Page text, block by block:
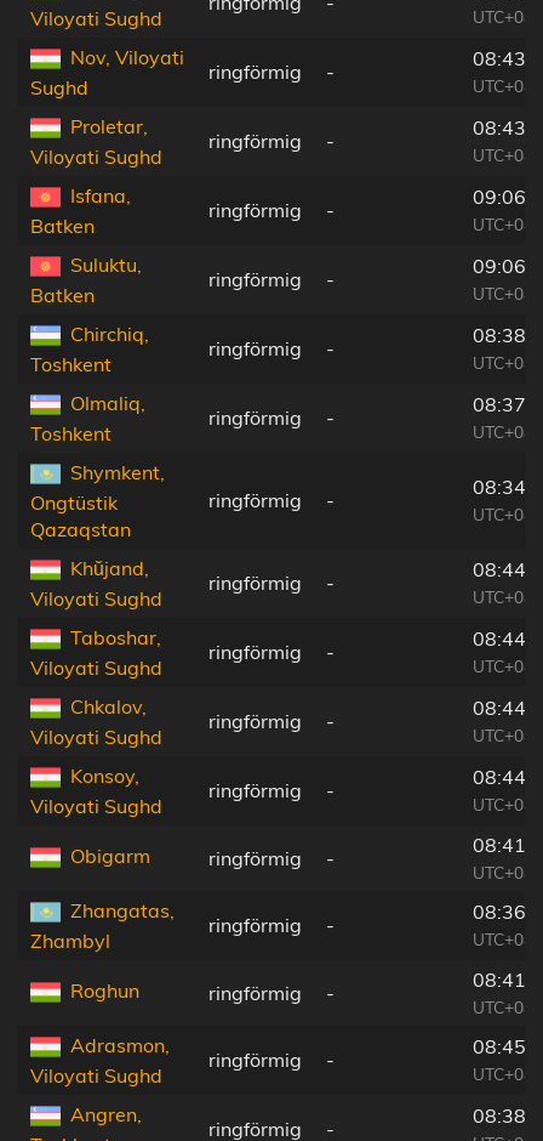
Viloyati Sughd
Nov, Viloyati
Sughd
ringförmig -
Proletar,
Viloyati Sughd
ringförmig -
Isfana,
Batken
ringförmig -
Suluktu,
Batken
ringförmig -
Chirchiq,
Toshkent
ringförmig -
Olmaliq,
Toshkent
ringförmig -
Shymkent,
Ongtüstik
Qazaqstan
ringförmig -
Khŭjand,
Viloyati Sughd
ringförmig -
Taboshar,
Viloyati Sughd
ringförmig -
Chkalov,
Viloyati Sughd
ringförmig -
Konsoy,
Viloyati Sughd
ringförmig -
Obigarm ringförmig -
Zhangatas,
Zhambyl
ringförmig -
Roghun ringförmig -
Adrasmon,
Viloyati Sughd
ringförmig -
Angren,
ringförmig -